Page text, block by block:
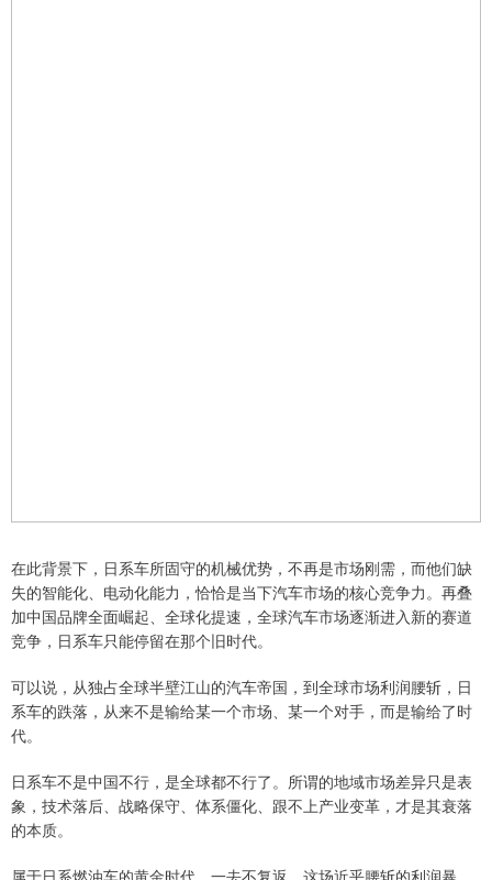
在此背景下，日系车所固守的机械优势，不再是市场刚需，而他们缺
失的智能化、电动化能力，恰恰是当下汽车市场的核心竞争力。再叠
加中国品牌全面崛起、全球化提速，全球汽车市场逐渐进入新的赛道
竞争，日系车只能停留在那个旧时代。
可以说，从独占全球半壁江山的汽车帝国，到全球市场利润腰斩，日
系车的跌落，从来不是输给某一个市场、某一个对手，而是输给了时
代。
日系车不是中国不行，是全球都不行了。所谓的地域市场差异只是表
象，技术落后、战略保守、体系僵化、跟不上产业变革，才是其衰落
的本质。